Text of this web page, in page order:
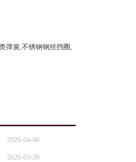
弹簧,不锈钢钢丝挡圈,
2026-04-06
2026-03-20